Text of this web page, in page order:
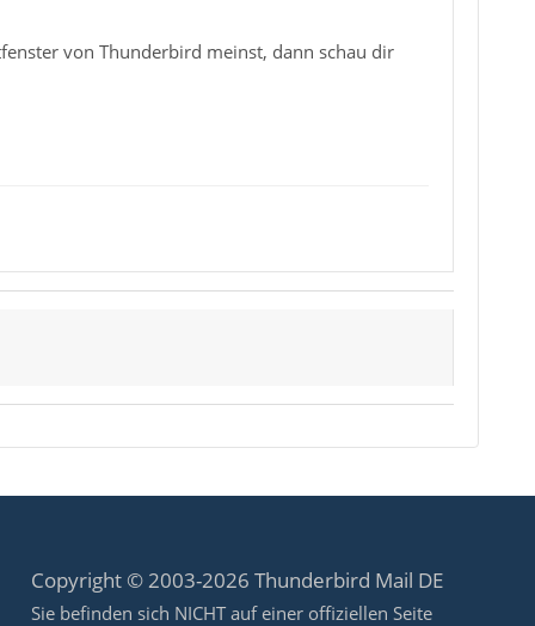
von Thunderbird meinst, dann schau dir
Copyright © 2003-2026 Thunderbird Mail DE
Sie befinden sich NICHT auf einer offiziellen Seite